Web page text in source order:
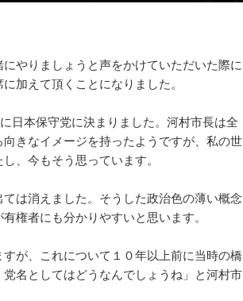
やりましょうと声をかけていただいた際に
加えて頂くことになりました。
日本保守党に決まりました。河村市長は全
きなイメージを持ったようですが、私の世
、今もそう思っています。
は消えました。そうした政治色の薄い概念
権者にも分かりやすいと思います。
が、これについて１０年以上前に当時の橋
名としてはどうなんでしょうね」と河村市